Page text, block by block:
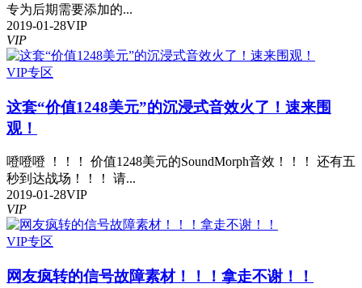
专为后期需要添加的...
2019-01-28VIP
VIP
VIP专区
这套“价值1248美元”的沉浸式音效火了！速来围
观！
噔噔噔 ！！！ 价值1248美元的SoundMorph音效！！！ 还有五
秒到达战场！！！ 请...
2019-01-28VIP
VIP
VIP专区
网友疯转的信号故障素材！！！拿走不谢！！